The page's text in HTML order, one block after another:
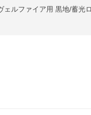
ェルファイア用 黒地/蓄光